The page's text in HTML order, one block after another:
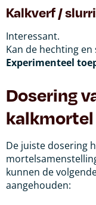
Kalkverf /
Interessant.
Kan de hechting
Experimenteel
Dosering
kalkmortel
De juiste dosering
kunnen de
aangehouden: